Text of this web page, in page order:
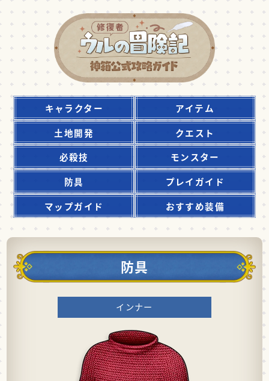
キャラクター
アイテム
土地開発
クエスト
必殺技
モンスター
防具
プレイガイド
マップガイド
おすすめ装備
防具
インナー